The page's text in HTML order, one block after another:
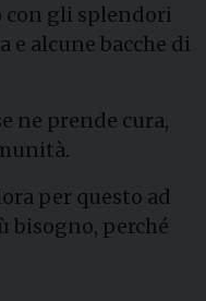
con gli splendori
e alcune bacche di
ne prende cura,
per questo ad
bisogno, perché